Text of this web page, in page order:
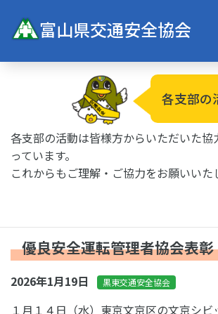
富山県交通安全協会
各支部の
各支部の活動は皆様方からいただいた協
っています。
これからもご理解・ご協力をお願いいた
優良安全運転管理者協会表彰
2026年1月19日 黒東交通安全協会
１月１４日（水）東京文京区の文京シ